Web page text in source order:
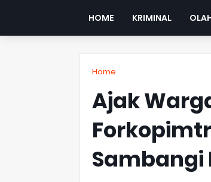
HOME KRIMINAL
Home
Ajak